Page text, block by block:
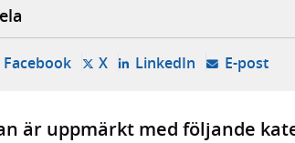
Facebook- öppnas i ny flik, extern
X- öppnas i ny flik, extern
LinkedIn- öppnas i ny
E-post-
är uppmärkt med följande